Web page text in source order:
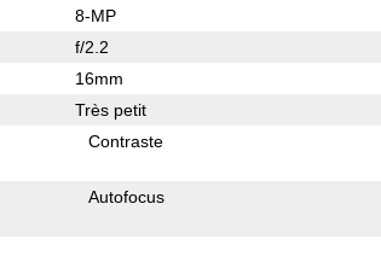
8-MP
f/2.2
16mm
Très petit
Contraste
Autofocus